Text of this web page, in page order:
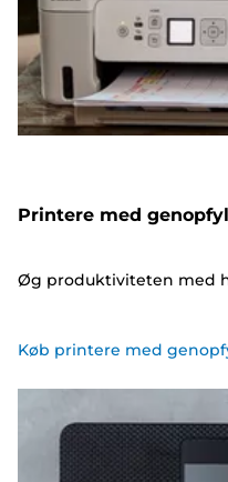
Printere med
Øg produktiviteten med
Køb printere med